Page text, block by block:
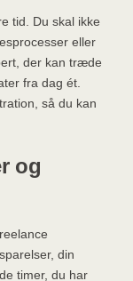
tid. Du skal ikke
eller
der kan træde
fra dag ét.
så du kan
og
din
timer, du har